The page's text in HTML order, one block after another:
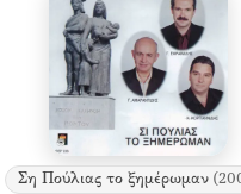
Ση Πούλιας το ξημέρωμαν